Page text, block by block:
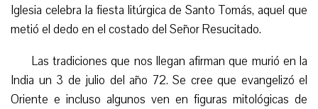
Iglesia celebra la fiesta litúrgica de Santo Tomás, aquel que
metió el dedo en el costado del Señor Resucitado.
Las tradiciones que nos llegan afirman que murió en la
India un 3 de julio del año 72. Se cree que evangelizó el
Oriente e incluso algunos ven en figuras mitológicas de